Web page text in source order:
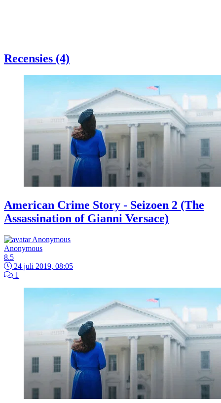
Recensies (4)
American Crime Story - Seizoen 2 (The
Assassination of Gianni Versace)
Anonymous
8.5
24 juli 2019, 08:05
1